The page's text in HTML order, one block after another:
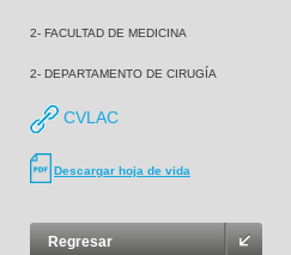
2- FACULTAD DE MEDICINA
2- DEPARTAMENTO DE CIRUGÍA
CVLAC
Descargar hoja de vida
Regresar